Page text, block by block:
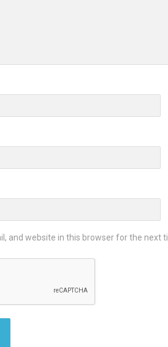
and website in this browser for the next